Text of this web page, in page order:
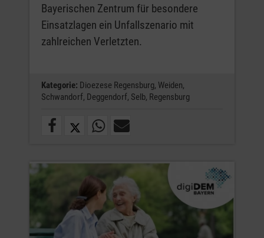
Bayerischen Zentrum für besondere
Einsatzlagen ein Unfallszenario mit
zahlreichen Verletzten.
Kategorie: Dioezese Regensburg, Weiden,
Schwandorf, Deggendorf, Selb, Regensburg